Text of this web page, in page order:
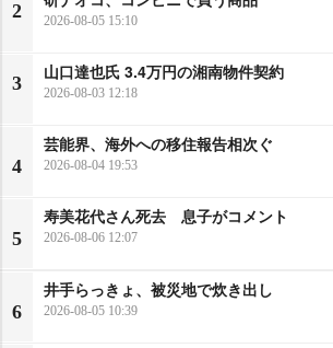
2 2026-08-05 15:10
3
山口達也氏 3.4万円の湘南物件契約
2026-08-03 12:18
4
芸能界、海外への移住報告相次ぐ
2026-08-04 19:53
5
寿美花代さん死去 息子がコメント
2026-08-06 12:07
6
井手らっきょ、被災地で炊き出し
2026-08-05 10:39